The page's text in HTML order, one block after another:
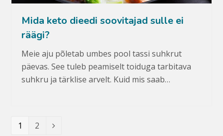
Mida keto dieedi soovitajad sulle ei
räägi?
Meie aju põletab umbes pool tassi suhkrut
päevas. See tuleb peamiselt toiduga tarbitava
suhkru ja tärklise arvelt. Kuid mis saab…
Leht
1 Leht
2 Järgmine